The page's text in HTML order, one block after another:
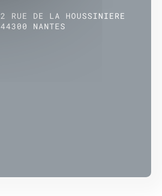
2 RUE DE LA HOUSSINIERE
44300 NANTES